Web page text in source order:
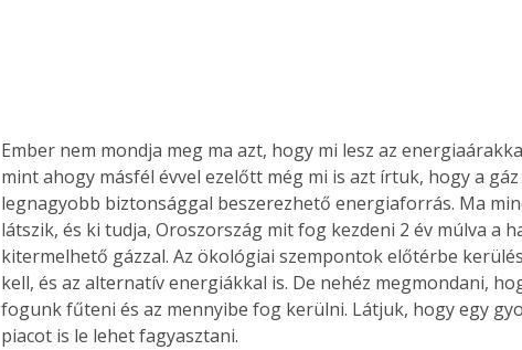
Ember nem mondja meg ma azt, hogy mi lesz az
mint ahogy másfél évvel ezelőtt még mi is azt írtuk, hogy a
legnagyobb biztonsággal beszerezhető energiaforrás. Ma
látszik, és ki tudja, Oroszország mit fog kezdeni 2 év múlva a
kitermelhető gázzal. Az ökológiai szempontok előtérbe
kell, és az alternatív energiákkal is. De nehéz megmondani,
fogunk fűteni és az mennyibe fog kerülni. Látjuk, hogy egy
piacot is le lehet fagyasztani.